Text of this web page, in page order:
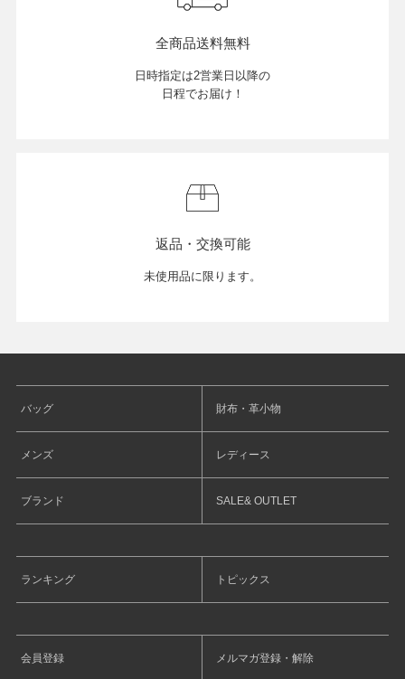
全商品送料無料
日時指定は2営業日以降の
日程でお届け！
返品・交換可能
未使用品に限ります。
バッグ 財布・革小物
メンズ レディース
ブランド SALE& OUTLET
ランキング トピックス
会員登録 メルマガ登録・解除